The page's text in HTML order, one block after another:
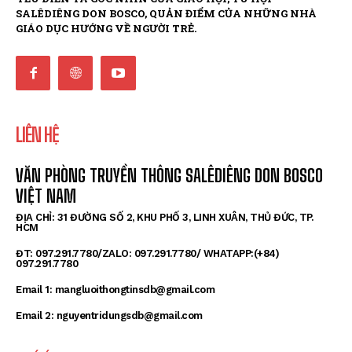
Giới Trẻ – Người Kiến Tạo Hòa Bình
Ý Nghĩa Cái Chết Của Thánh Đaminh Savio Qua Lời Kể
Dành Cho Giới Trẻ Hôm Nay
Don Bosco, Vị Thánh Diệu Kỳ Và Cuốn Hút Của Mọi
Thánh Đaminh Savio
Đầy Tớ Chúa Akash Bashir, Cựu Học Sinh Don Bosco
Tử Đạo
Chuyên Đề
SALÊDIÊNG DON BOSCO, QUẢN ĐIỂM CỦA NHỮNG NHÀ
GIÁO DỤC HƯỚNG VỀ NGƯỜI TRẺ.
LIÊN HỆ
VĂN PHÒNG TRUYỀN THÔNG SALÊDIÊNG DON BOSCO
VIỆT NAM
ĐỊA CHỈ: 31 ĐƯỜNG SỐ 2, KHU PHỐ 3, LINH XUÂN, THỦ ĐỨC, TP.
HCM
ĐT: 097.291.7780/ZALO: 097.291.7780/ WHATAPP:(+84)
097.291.7780
Email 1: mangluoithongtinsdb@gmail.com
Email 2: nguyentridungsdb@gmail.com